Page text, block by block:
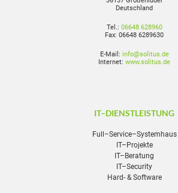
Deutschland
Tel.: 06648 628960
Fax: 06648 6289630
E-Mail: info@solitus.de
Internet: www.solitus.de
IT–DIENSTLEISTUNG
Full–Service–Systemhaus
IT–Projekte
IT–Beratung
IT–Security
Hard- & Software